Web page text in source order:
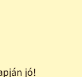
jó!